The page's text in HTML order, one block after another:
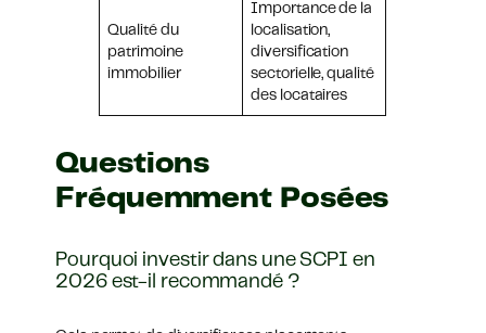
Qualité du
patrimoine
immobilier
Importance de la
localisation,
diversification
sectorielle, qualité
des locataires
Questions
Fréquemment Posées
Pourquoi investir dans une SCPI en
2026 est-il recommandé ?